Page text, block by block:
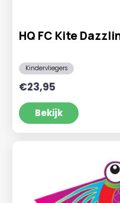
HQ FC Kite
Kindervliegers
€23,95
Bekijk